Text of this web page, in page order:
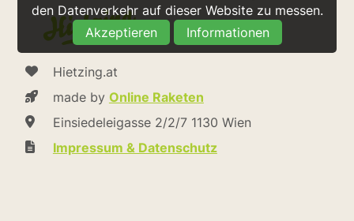
den Datenverkehr auf dieser Website zu messen.
Akzeptieren
Informationen
Hietzing.at
made by Online Raketen
Einsiedeleigasse 2/2/7 1130 Wien
Impressum & Datenschutz